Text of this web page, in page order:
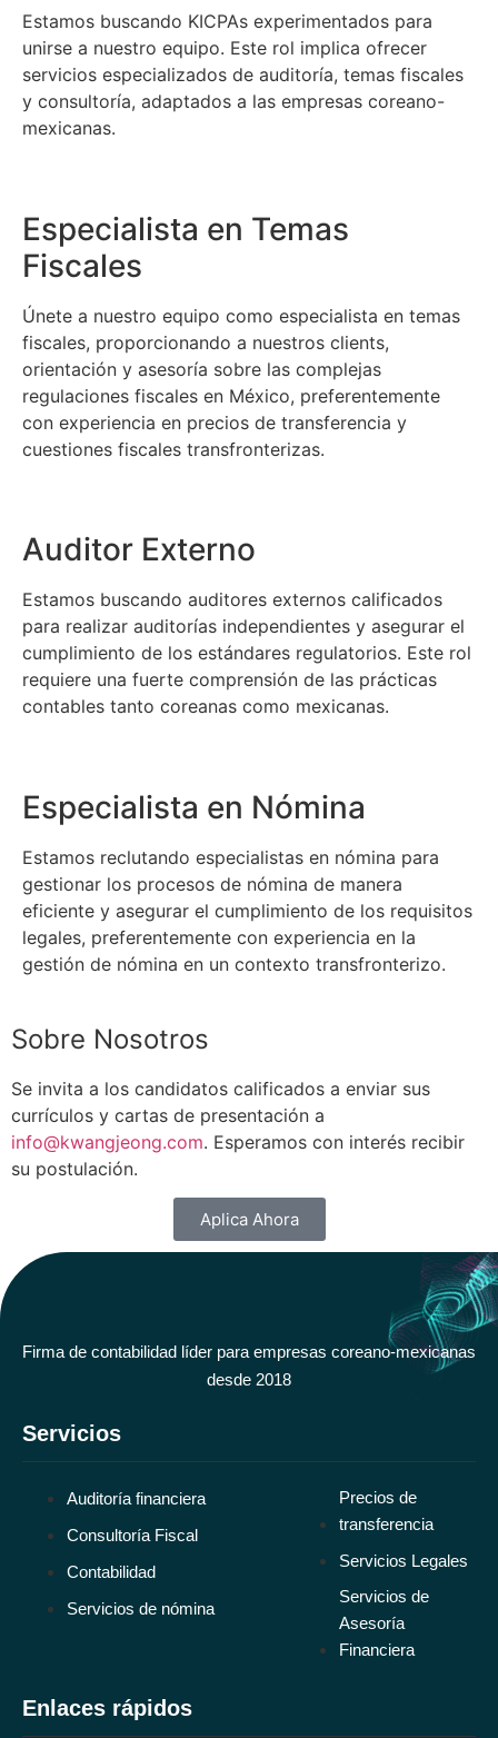
Estamos buscando KICPAs experimentados para
unirse a nuestro equipo. Este rol implica ofrecer
servicios especializados de auditoría, temas fiscales
y consultoría, adaptados a las empresas coreano-
mexicanas.
Especialista en Temas
Fiscales
Únete a nuestro equipo como especialista en temas
fiscales, proporcionando a nuestros clients,
orientación y asesoría sobre las complejas
regulaciones fiscales en México, preferentemente
con experiencia en precios de transferencia y
cuestiones fiscales transfronterizas.
Auditor Externo
Estamos buscando auditores externos calificados
para realizar auditorías independientes y asegurar el
cumplimiento de los estándares regulatorios. Este rol
requiere una fuerte comprensión de las prácticas
contables tanto coreanas como mexicanas.
Especialista en Nómina
Estamos reclutando especialistas en nómina para
gestionar los procesos de nómina de manera
eficiente y asegurar el cumplimiento de los requisitos
legales, preferentemente con experiencia en la
gestión de nómina en un contexto transfronterizo.
Sobre Nosotros
Se invita a los candidatos calificados a enviar sus
currículos y cartas de presentación a
info@kwangjeong.com. Esperamos con interés recibir
su postulación.
Aplica Ahora
Firma de contabilidad líder para empresas coreano-mexicanas
desde 2018
Servicios
Auditoría financiera
Consultoría Fiscal
Contabilidad
Servicios de nómina
Precios de
transferencia
Servicios Legales
Servicios de
Asesoría
Financiera
Enlaces rápidos